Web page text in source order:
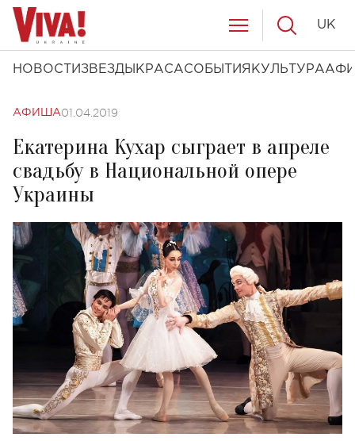
НОВОСТИ ЗВЕЗДЫ КРАСАСОБЫТИЯ КУЛЬТУРА
UK
АФИША01.04.2019
Екатерина Кухар сыграет в апреле
свадьбу в Национальной опере
Украины